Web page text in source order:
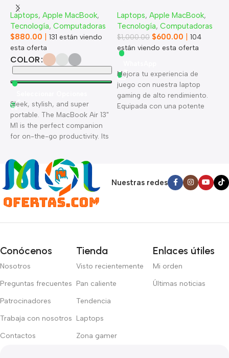
Laptops, Apple MacBook,
Tecnología, Computadoras
$880.00 131 están viendo
esta oferta
COLOR
Sleek, stylish, and super
portable. The MacBook Air 13"
M1 is the perfect companion
for on-the-go productivity. Its
performance, while its slim
design makes it easy to carry
anywhere.
Laptops, Apple MacBook,
Tecnología, Computadoras
$1,000.00 $600.00
104
están viendo esta oferta
Mejora tu experiencia de
juego con nuestra laptop
gaming de alto rendimiento.
Equipada con una potente
Nuestras redes
Conócenos
Nosotros
Preguntas frecuentes
Patrocinadores
Trabaja con nosotros
Contactos
Tienda
Visto recientemente
Pan caliente
Tendencia
Laptops
Zona gamer
Enlaces útiles
Mi orden
Últimas noticias